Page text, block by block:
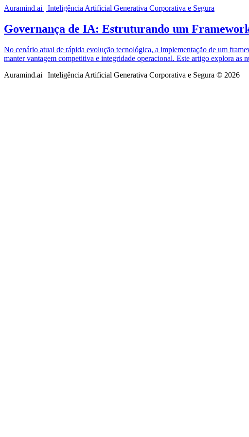
Auramind.ai | Inteligência Artificial Generativa Corporativa e Segura
Governança de IA: Estruturando um
No cenário atual de rápida evolução tecnológica, a implementação de um
manter vantagem competitiva e integridade operacional. Este artigo explora as
Auramind.ai | Inteligência Artificial Generativa Corporativa e Segura © 2026